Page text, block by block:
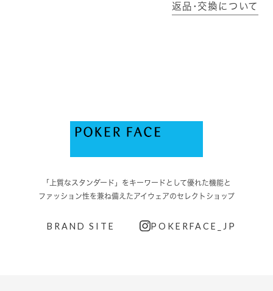
返品･交換について
「上質なスタンダード」をキーワードとして優れた機能と
ファッション性を兼ね備えたアイウェアのセレクトショップ
BRAND SITE POKERFACE_JP